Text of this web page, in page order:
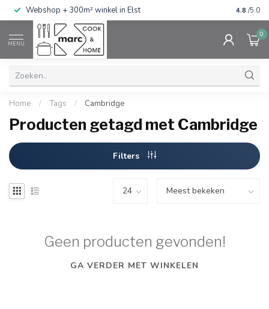
Webshop + 300m² winkel in Elst Gratis
4.8 /5.0
MENU
0
Home / Tags / Cambridge
Producten getagd met Cambridge
Filters
Geen producten gevonden!
GA VERDER MET WINKELEN